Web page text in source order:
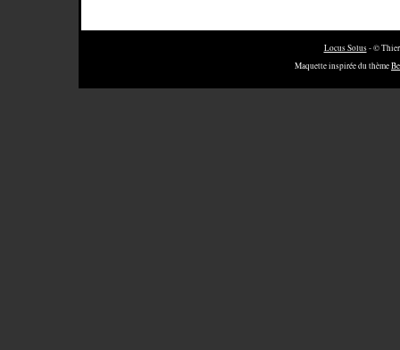
Locus Solus- ©
Maquette inspirée du thème